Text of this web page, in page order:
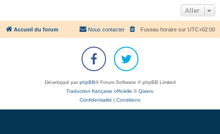
Aller
Accueil du forum Fuseau horaire sur UTC+02:00
Nous contacter
Développé parphpBB® Forum Software © phpBB Limited
Traduction française officielle ©Qiaeru
Confidentialité
Conditions